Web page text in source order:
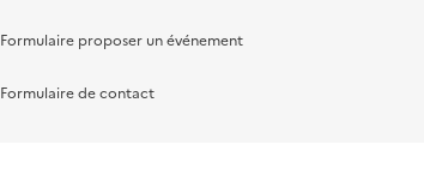
Formulaire proposer un événement
Formulaire de contact